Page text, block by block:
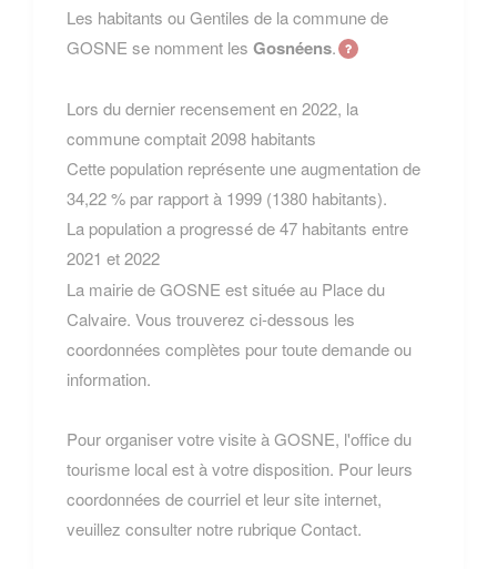
Les habitants ou Gentiles de la commune de
GOSNE se nomment les Gosnéens.
Lors du dernier recensement en 2022, la
commune comptait 2098 habitants
Cette population représente une augmentation de
34,22 % par rapport à 1999 (1380 habitants).
La population a progressé de 47 habitants entre
2021 et 2022
La mairie de GOSNE est située au Place du
Calvaire. Vous trouverez ci-dessous les
coordonnées complètes pour toute demande ou
information.
Pour organiser votre visite à GOSNE, l'office du
tourisme local est à votre disposition. Pour leurs
coordonnées de courriel et leur site internet,
veuillez consulter notre rubrique Contact.